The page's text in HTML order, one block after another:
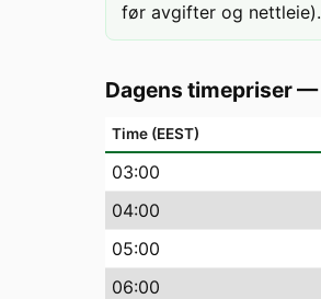
før avgifter og nettleie).
Dagens timepriser—
Time (EEST)
03:00
04:00
05:00
06:00